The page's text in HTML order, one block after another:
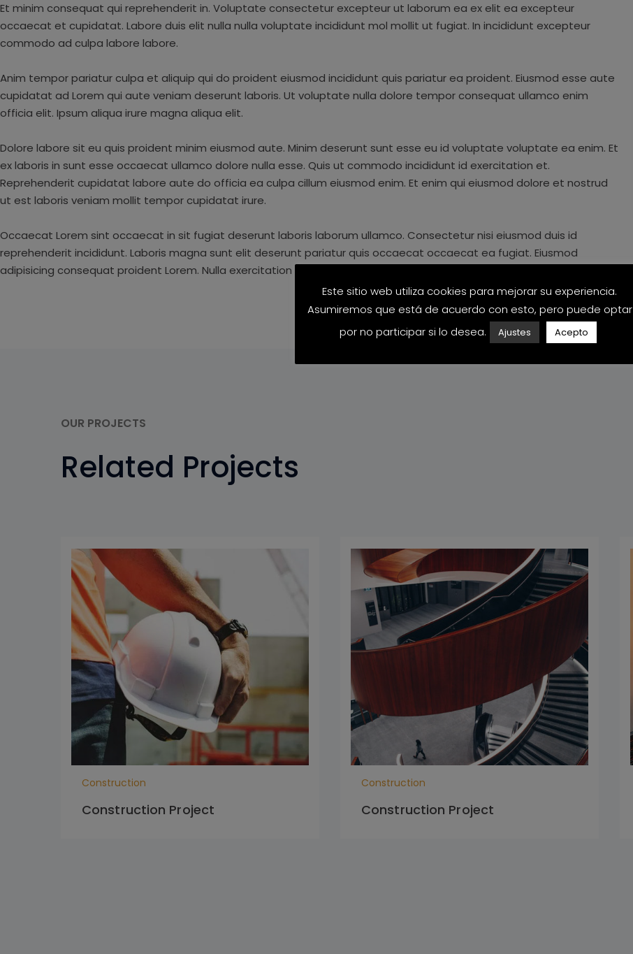
Et minim consequat qui reprehenderit in. Voluptate consectetur excepteur ut laborum ea ex elit ea excepteur
occaecat et cupidatat. Labore duis elit nulla nulla voluptate incididunt mol mollit ut fugiat. In incididunt excepteur
commodo ad culpa labore labore.
Anim tempor pariatur culpa et aliquip qui do proident eiusmod incididunt quis pariatur ea proident. Eiusmod esse aute
cupidatat ad Lorem qui aute veniam deserunt laboris. Ut voluptate nulla dolore tempor consequat ullamco enim
officia elit. Ipsum aliqua irure magna aliqua elit.
Dolore labore sit eu quis proident minim eiusmod aute. Minim deserunt sunt esse eu id voluptate voluptate ea enim. Et
ex laboris in sunt esse occaecat ullamco dolore nulla esse. Quis ut commodo incididunt id exercitation et.
Reprehenderit cupidatat labore aute do officia ea culpa cillum eiusmod enim. Et enim qui eiusmod dolore et nostrud
ut est laboris veniam mollit tempor cupidatat irure.
Occaecat Lorem sint occaecat in sit fugiat deserunt laboris laborum ullamco. Consectetur nisi eiusmod duis id
reprehenderit incididunt. Laboris magna sunt elit deserunt pariatur quis occaecat occaecat ea fugiat. Eiusmod
adipisicing consequat proident Lorem. Nulla exercitation sit pariatur reprehenderit anim dolor eu nostrud.
OUR PROJECTS
Related Projects
Construction
Construction Project
Construction
Construction Project
Este sitio web utiliza cookies para mejorar su experiencia.
Asumiremos que está de acuerdo con esto, pero puede optar
por no participar si lo desea.
Ajustes Acepto